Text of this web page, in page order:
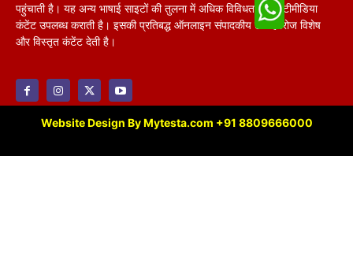
पहुंचाती है। यह अन्य भाषाई साइटों की तुलना में अधिक विविधतापूर्ण मल्टीमीडिया
कंटेंट उपलब्ध कराती है। इसकी प्रतिबद्ध ऑनलाइन संपादकीय टीम हररोज विशेष
और विस्तृत कंटेंट देती है।
Website Design By Mytesta.com +91 8809666000